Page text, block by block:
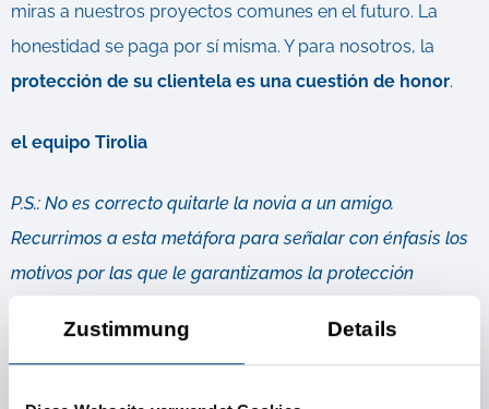
Zustimmung Details
miras a nuestros proyectos comunes en el futuro. La
honestidad se paga por sí misma. Y para nosotros, la
protección de su clientela es una cuestión de honor.
el equipo Tirolia
P.S.: No es correcto quitarle la novia a un amigo.
Recurrimos a esta metáfora para señalar con énfasis los
motivos por las que le garantizamos la protección
Más información